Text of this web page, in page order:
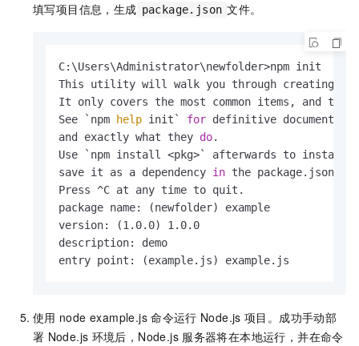
填写项目信息，生成 package.json 文件。
C:\Users\Administrator\newfolder>npm init
This utility will walk you through creating a
It only covers the most common items, and
See `npm
help init` for definitive
and exactly what they do.
Use `npm install <pkg>` afterwards to install a
save it as a dependency in the package.json
Press ^C at any time to quit.
package name: (newfolder) example
version: (1.0.0) 1.0.0
description: demo
entry point: (example.js) example.js
使用 node example.js 命令运行 Node.js 项目。成功手动部
署 Node.js 环境后，Node.js 服务器将在本地运行，并在命令